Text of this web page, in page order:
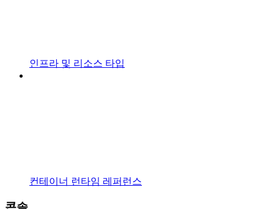
인프라 및 리소스 타입
컨테이너 런타임 레퍼런스